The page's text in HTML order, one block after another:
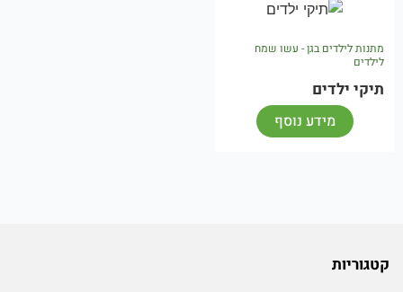
מתנות לילדים בגן - עשו שמח
לילדים
תיקי ילדים
מידע נוסף
קטגוריות